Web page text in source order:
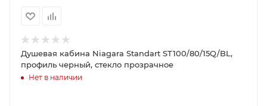
Душевая кабина Niagara Standart ST100/80/15Q/BL,
профиль черный, стекло прозрачное
Нет в наличии